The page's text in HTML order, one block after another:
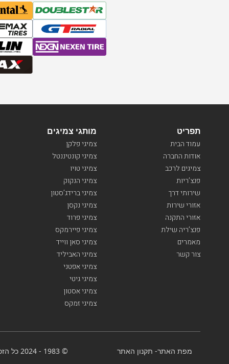
מותגי צמיגים
צמיגי פלקן
צמיגי קונטיננטל
צמיגי טויו
צמיגי הנקוק
צמיגי ברידג’סטון
צמיגי נקסן
צמיגי פרוד
צמיגי פיירמקס
צמיגי סאן ווייד
צמיגי האביליד
צמיגי אפטני
צמיגי גיטי
צמיגי אסטון
צמיגי זמקס
תפריט
עמוד הבית
אודות החברה
צמיגים לרכב
פנצ’ריות
שירותי דרך
אזורי שירות
אזורי התקנה
פנצ’ריה שילת
מאמרים
צור קשר
מפת האתר- תקנון האתר © 1983 - 2024 כל הזכויות שמורות-BenGal